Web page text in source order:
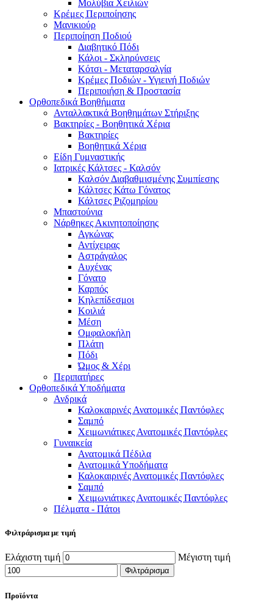
Μολύβια Χειλιών
Κρέμες Περιποίησης
Μανικιούρ
Περιποίηση Ποδιού
Διαβητικό Πόδι
Κάλοι - Σκληρύνσεις
Κότσι - Μεταταρσαλγία
Κρέμες Ποδιών - Υγιεινή Ποδιών
Περιποιήση & Προστασία
Ορθοπεδικά Βοηθήματα
Ανταλλακτικά Βοηθημάτων Στήριξης
Βακτηρίες - Βοηθητικά Χέρια
Βακτηρίες
Βοηθητικά Χέρια
Είδη Γυμναστικής
Ιατρικές Κάλτσες - Καλσόν
Καλσόν Διαβαθμισμένης Συμπίεσης
Κάλτσες Κάτω Γόνατος
Κάλτσες Ριζομηρίου
Μπαστούνια
Νάρθηκες Ακινητοποίησης
Αγκώνας
Αντίχειρας
Αστράγαλος
Αυχένας
Γόνατο
Καρπός
Κηλεπίδεσμοι
Κοιλιά
Μέση
Ομφαλοκήλη
Πλάτη
Πόδι
Ώμος & Χέρι
Περιπατήρες
Ορθοπεδικά Υποδήματα
Ανδρικά
Καλοκαιρινές Ανατομικές Παντόφλες
Σαμπό
Χειμωνιάτικες Ανατομικές Παντόφλες
Γυναικεία
Ανατομικά Πέδιλα
Ανατομικά Υποδήματα
Καλοκαιρινές Ανατομικές Παντόφλες
Σαμπό
Χειμωνιάτικες Ανατομικές Παντόφλες
Πέλματα - Πάτοι
Φιλτράρισμα με τιμή
Ελάχιστη τιμή Μέγιστη τιμή
Φιλτράρισμα
Προϊόντα